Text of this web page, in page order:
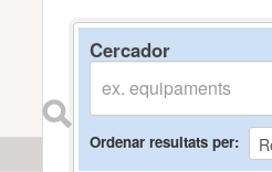
Cercador
Ordenar resultats per